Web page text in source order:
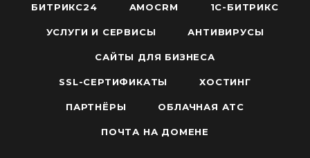
БИТРИКС24 AMOCRM 1С-БИТРИКС
УСЛУГИ И СЕРВИСЫ АНТИВИРУСЫ
САЙТЫ ДЛЯ БИЗНЕСА
SSL-СЕРТИФИКАТЫ ХОСТИНГ
ПАРТНЁРЫ ОБЛАЧНАЯ АТС
ПОЧТА НА ДОМЕНЕ